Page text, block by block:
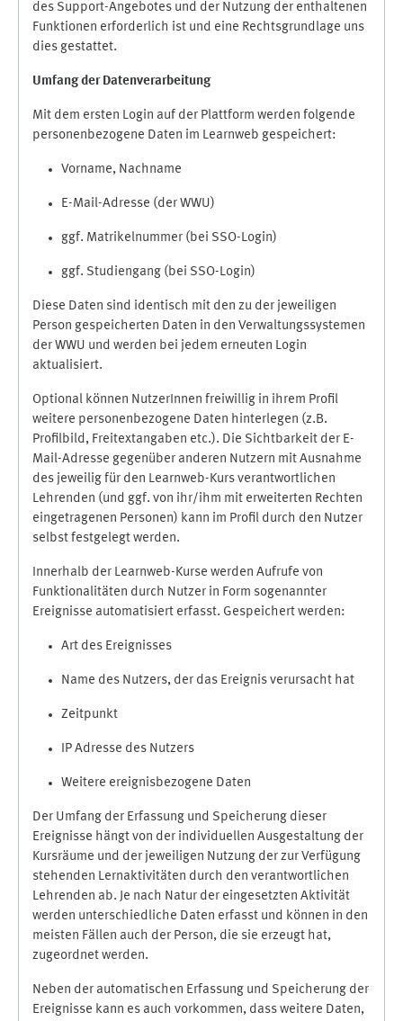
des Support-Angebotes und der Nutzung der enthaltenen
Funktionen erforderlich ist und eine Rechtsgrundlage uns
dies gestattet.
Umfang der Datenverarbeitung
Mit dem ersten Login auf der Plattform werden folgende
personenbezogene Daten im Learnweb gespeichert:
Vorname, Nachname
E-Mail-Adresse (der WWU)
ggf. Matrikelnummer (bei SSO-Login)
ggf. Studiengang (bei SSO-Login)
Diese Daten sind identisch mit den zu der jeweiligen
Person gespeicherten Daten in den Verwaltungssystemen
der WWU und werden bei jedem erneuten Login
aktualisiert.
Optional können NutzerInnen freiwillig in ihrem Profil
weitere personenbezogene Daten hinterlegen (z.B.
Profilbild, Freitextangaben etc.). Die Sichtbarkeit der E-
Mail-Adresse gegenüber anderen Nutzern mit Ausnahme
des jeweilig für den Learnweb-Kurs verantwortlichen
Lehrenden (und ggf. von ihr/ihm mit erweiterten Rechten
eingetragenen Personen) kann im Profil durch den Nutzer
selbst festgelegt werden.
Innerhalb der Learnweb-Kurse werden Aufrufe von
Funktionalitäten durch Nutzer in Form sogenannter
Ereignisse automatisiert erfasst. Gespeichert werden:
Art des Ereignisses
Name des Nutzers, der das Ereignis verursacht hat
Zeitpunkt
IP Adresse des Nutzers
Weitere ereignisbezogene Daten
Der Umfang der Erfassung und Speicherung dieser
Ereignisse hängt von der individuellen Ausgestaltung der
Kursräume und der jeweiligen Nutzung der zur Verfügung
stehenden Lernaktivitäten durch den verantwortlichen
Lehrenden ab. Je nach Natur der eingesetzten Aktivität
werden unterschiedliche Daten erfasst und können in den
meisten Fällen auch der Person, die sie erzeugt hat,
zugeordnet werden.
Neben der automatischen Erfassung und Speicherung der
Ereignisse kann es auch vorkommen, dass weitere Daten,